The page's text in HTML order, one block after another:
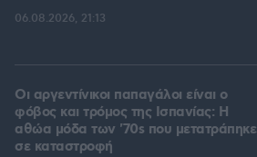
06.08.2026, 21:13
Οι αργεντίνικοι παπαγάλοι είναι ο
φόβος και τρόμος της Ισπανίας: Η
αθώα μόδα των '70s που μετατράπηκε
σε καταστροφή